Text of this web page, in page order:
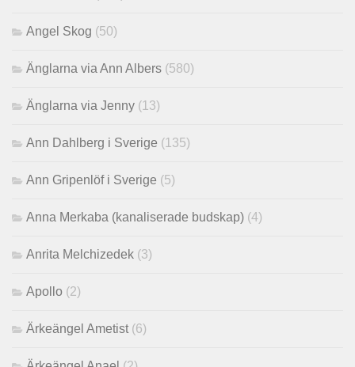
Angel Skog (50)
Änglarna via Ann Albers (580)
Änglarna via Jenny (13)
Ann Dahlberg i Sverige (135)
Ann Gripenlöf i Sverige (5)
Anna Merkaba (kanaliserade budskap) (4)
Anrita Melchizedek (3)
Apollo (2)
Ärkeängel Ametist (6)